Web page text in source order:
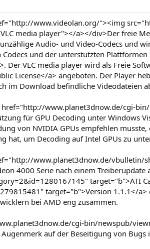
www.videolan.org/"><img
media player"></a></div>Der freie
Audio- und Video-Codecs und
und der unterstützten
Der VLC media player wird als Freie
License</a> angeboten. Der Player
im Download befindliche Videodateien
href="http://www.planet3dnow.de/cgi-
für GPU Decoding unter Windows
von NVIDIA GPUs empfehlen
hat, um Decoding auf Intel GPUs zu
www.planet3dnow.de/
4000 Serie nach einem
target="b">ATI
target="b">Version 1.1.1</a>
bei AMD eng zusammen.
cgi-bin/newspub/
auf der Beseitigung von